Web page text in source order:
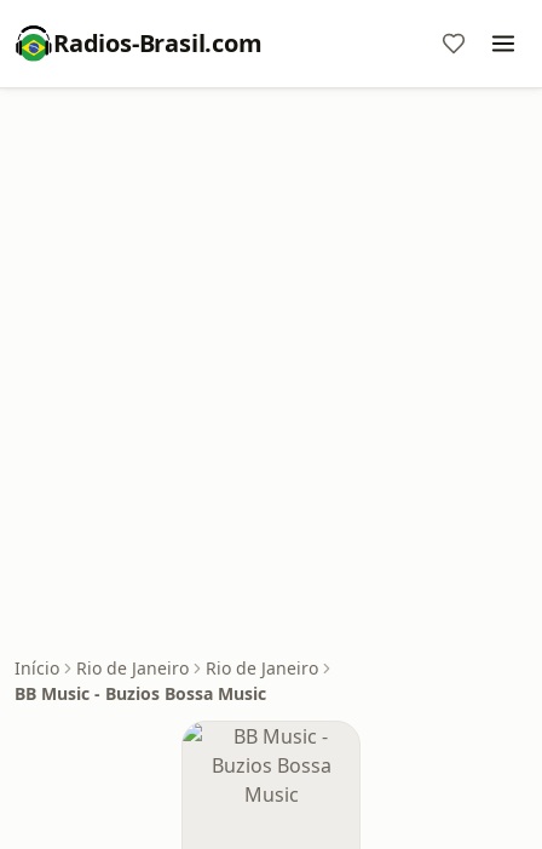
Radios-Brasil.com
Início Rio de Janeiro
Rio de Janeiro
BB Music - Buzios Bossa Music